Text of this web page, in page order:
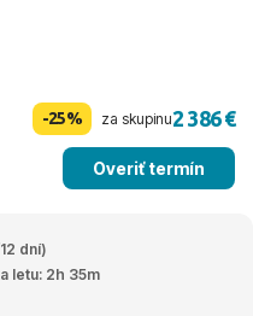
-25% za skupinu2 386 €
Overiť termín
dní)
letu: 2h 35m